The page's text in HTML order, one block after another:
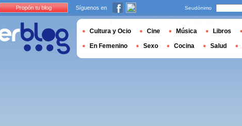
Propón tu blog Síguenos en Seudónimo
Cultura y Ocio Cine Música Libros
En Femenino Sexo Cocina Salud